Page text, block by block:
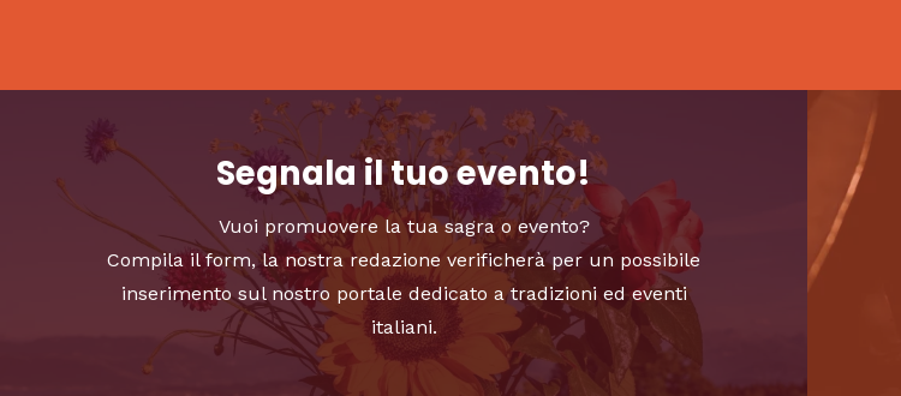
Segnala il tuo evento!
Vuoi promuovere la tua sagra o evento?
Compila il form, la nostra redazione verificherà per un possibile
inserimento sul nostro portale dedicato a tradizioni ed eventi
italiani.